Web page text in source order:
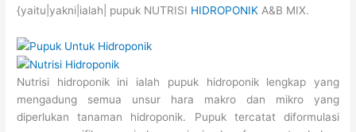
{yaitu|yakni|ialah| pupuk NUTRISI HIDROPONIK A&B MIX.
Nutrisi hidroponik ini ialah pupuk hidroponik lengkap yang
mengadung semua unsur hara makro dan mikro yang
diperlukan tanaman hidroponik. Pupuk tercatat diformulasi